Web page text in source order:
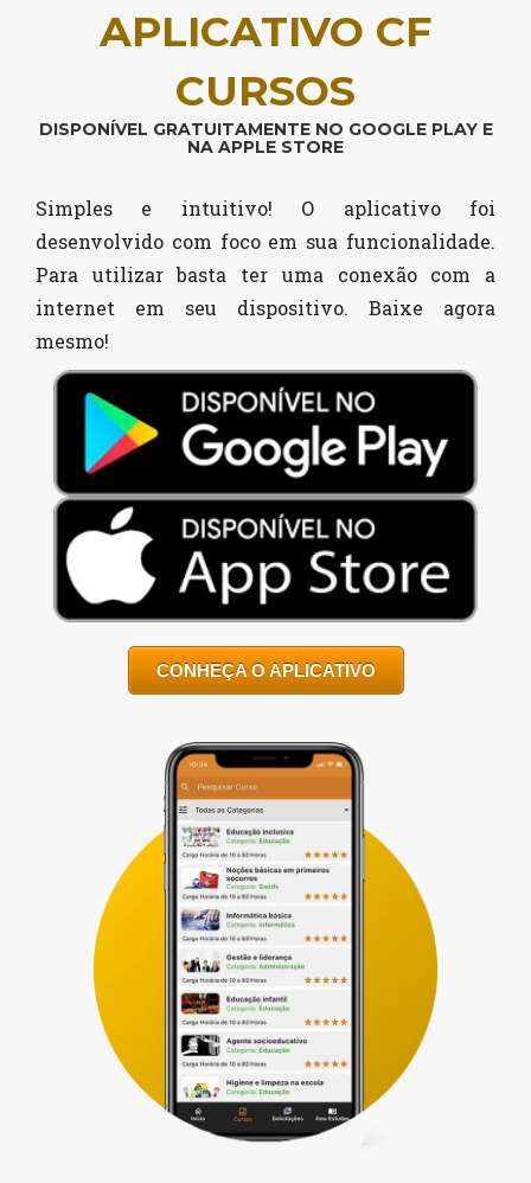
APLICATIVO CF
CURSOS
DISPONÍVEL GRATUITAMENTE NO GOOGLE PLAY E
NA APPLE STORE
Simples e intuitivo! O aplicativo foi
desenvolvido com foco em sua funcionalidade.
Para utilizar basta ter uma conexão com a
internet em seu dispositivo. Baixe agora
mesmo!
CONHEÇA O APLICATIVO